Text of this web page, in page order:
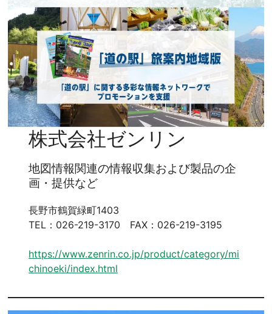
株式会社ゼンリン
地図情報関連の情報収集および製品の企
画・提供など
長野市鶴賀緑町1403
TEL：026-219-3170 FAX：026-219-3195
https://www.zenrin.co.jp/product/category/mi
chinoeki/index.html